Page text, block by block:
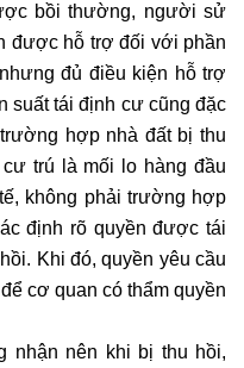
bồi thường, người sử
được hỗ trợ đối với phần
đủ điều kiện hỗ trợ
suất tái định cư cũng đặc
hợp nhà đất bị thu
trú là mối lo hàng đầu
không phải trường hợp
định rõ quyền được tái
Khi đó, quyền yêu cầu
cơ quan có thẩm quyền
nên khi bị thu hồi,